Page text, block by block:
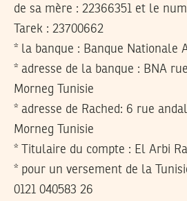
de sa mère : 22366351 et le
Tarek : 23700662
* la banque : Banque Nationale
* adresse de la banque : BNA
Morneg Tunisie
* adresse de Rached: 6 rue
Morneg Tunisie
* Titulaire du compte : El Arbi
* pour un versement de la
0121 040583 26